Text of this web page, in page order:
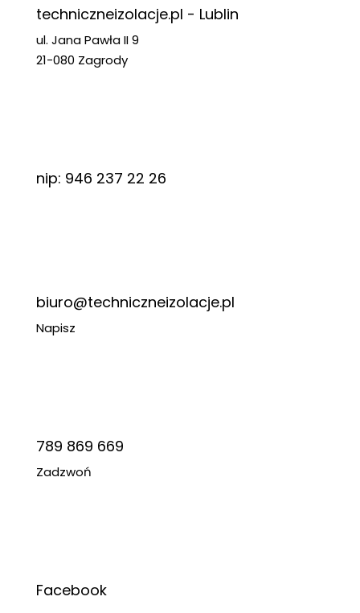
techniczneizolacje.pl - Lublin
ul. Jana Pawła II 9
21-080 Zagrody
nip: 946 237 22 26
biuro@techniczneizolacje.pl
Napisz
789 869 669
Zadzwoń
Facebook